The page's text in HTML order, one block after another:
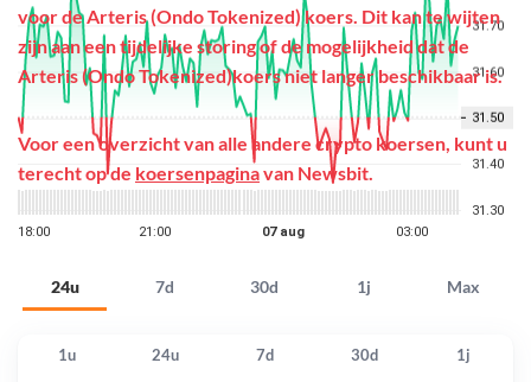
24u 7d 30d 1j Max
voor de Arteris (Ondo Tokenized) koers. Dit kan te wijten
zijn aan een tijdelijke storing of de mogelijkheid dat de
Arteris (Ondo Tokenized)koers niet langer beschikbaar is.
Voor een overzicht van alle andere crypto koersen, kunt u
terecht op de koersenpaginavan Newsbit.
1u 24u 7d 30d 1j